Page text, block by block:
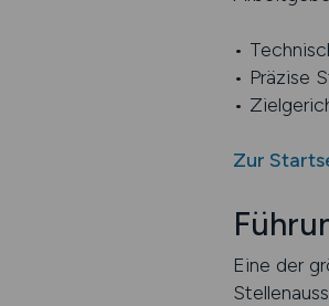
•
• Präzise
•
Zur
Eine der